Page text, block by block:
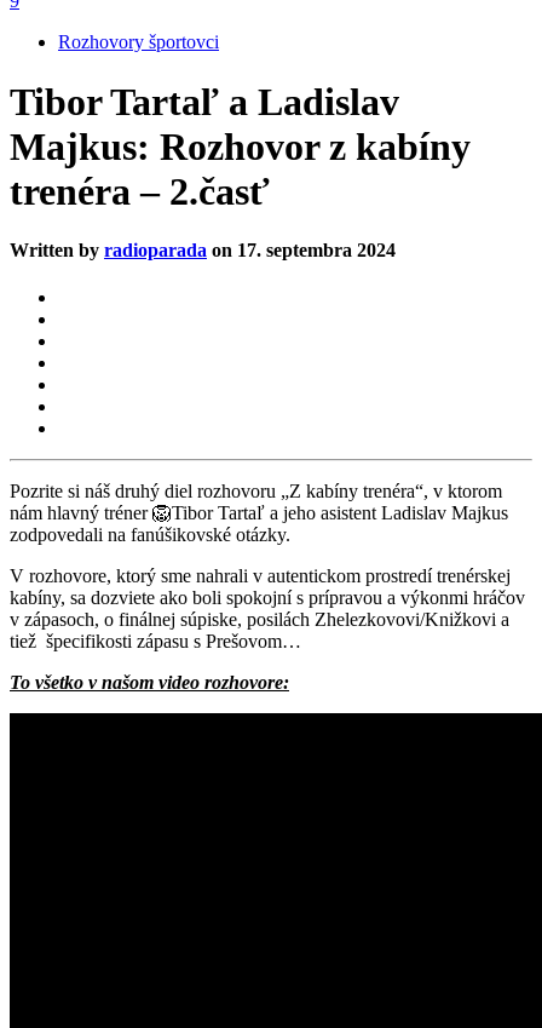
Rozhovory športovci
Tibor Tartaľ a Ladislav
Majkus: Rozhovor z kabíny
trenéra – 2.časť
Written by radioparada on 17. septembra 2024
Pozrite si náš druhý diel rozhovoru „Z kabíny trenéra“, v ktorom
nám hlavný tréner 🦁Tibor Tartaľ a jeho asistent Ladislav Majkus
zodpovedali na fanúšikovské otázky.
V rozhovore, ktorý sme nahrali v autentickom prostredí trenérskej
kabíny, sa dozviete ako boli spokojní s prípravou a výkonmi hráčov
v zápasoch, o finálnej súpiske, posilách Zhelezkovovi/Knižkovi a
tiež špecifikosti zápasu s Prešovom…
To všetko v našom video rozhovore: